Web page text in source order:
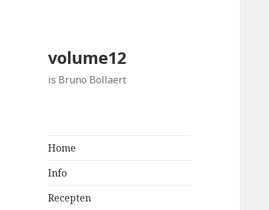
volume12
is Bruno Bollaert
Home
Info
Recepten